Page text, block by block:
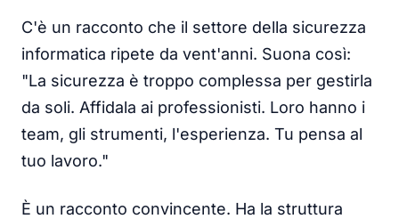
C'è un racconto che il settore della sicurezza
informatica ripete da vent'anni. Suona così:
"La sicurezza è troppo complessa per gestirla
da soli. Affidala ai professionisti. Loro hanno i
team, gli strumenti, l'esperienza. Tu pensa al
tuo lavoro."
È un racconto convincente. Ha la struttura